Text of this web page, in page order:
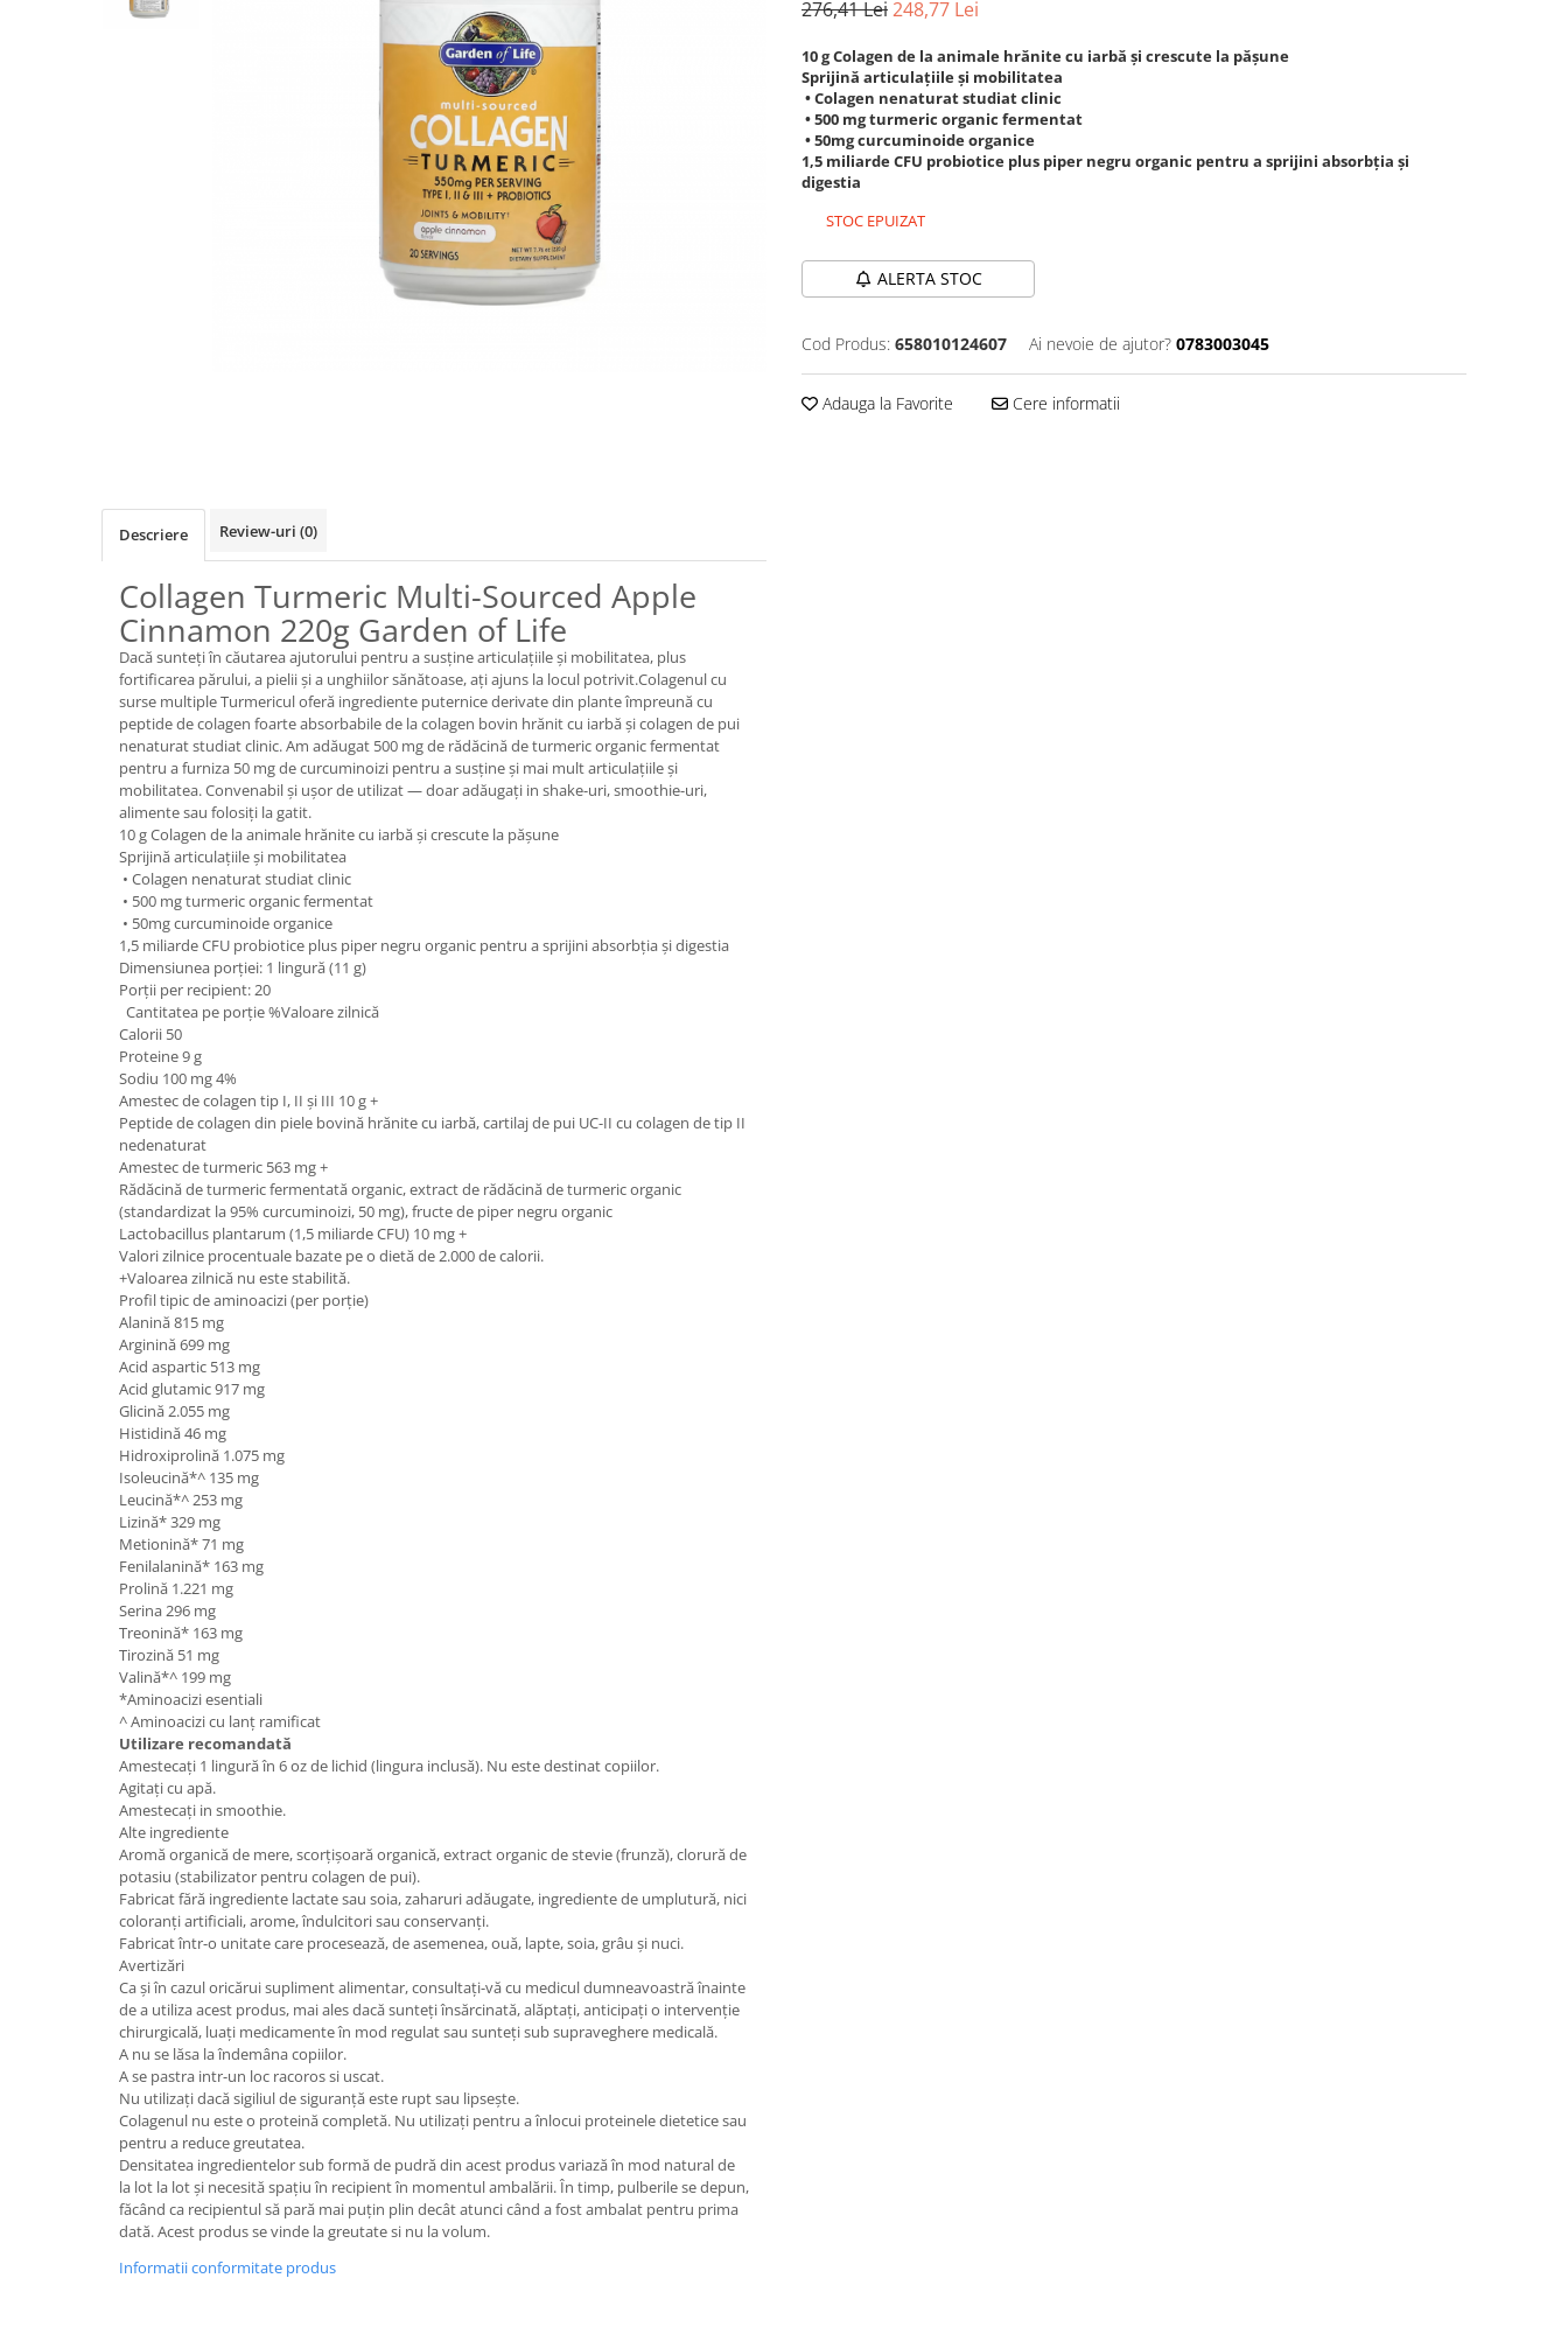
Quicksilver Scientific
Sanct Bernhard
Thorne Research
Trace Minerals
Vital Nutrients
Vital Proteins
276,41 Lei248,77 Lei
10 g Colagen de la animale hrănite cu iarbă și crescute la pășune
Sprijină articulațiile și mobilitatea
• Colagen nenaturat studiat clinic
• 500 mg turmeric organic fermentat
• 50mg curcuminoide organice
1,5 miliarde CFU probiotice plus piper negru organic pentru a sprijini absorbția și
digestia
STOC EPUIZAT
ALERTA STOC
Cod Produs: 658010124607 Ai nevoie de ajutor? 0783003045
Adauga la Favorite Cere informatii
Descriere Review-uri (0)
Collagen Turmeric Multi-Sourced Apple
Cinnamon 220g Garden of Life
Dacă sunteți în căutarea ajutorului pentru a susține articulațiile și mobilitatea, plus
fortificarea părului, a pielii și a unghiilor sănătoase, ați ajuns la locul potrivit.Colagenul cu
surse multiple Turmericul oferă ingrediente puternice derivate din plante împreună cu
peptide de colagen foarte absorbabile de la colagen bovin hrănit cu iarbă și colagen de pui
nenaturat studiat clinic. Am adăugat 500 mg de rădăcină de turmeric organic fermentat
pentru a furniza 50 mg de curcuminoizi pentru a susține și mai mult articulațiile și
mobilitatea. Convenabil și ușor de utilizat — doar adăugați in shake-uri, smoothie-uri,
alimente sau folosiți la gatit.
10 g Colagen de la animale hrănite cu iarbă și crescute la pășune
Sprijină articulațiile și mobilitatea
• Colagen nenaturat studiat clinic
• 500 mg turmeric organic fermentat
• 50mg curcuminoide organice
1,5 miliarde CFU probiotice plus piper negru organic pentru a sprijini absorbția și digestia
Dimensiunea porției: 1 lingură (11 g)
Porții per recipient: 20
Cantitatea pe porție %Valoare zilnică
Calorii 50
Proteine ​​9 g
Sodiu 100 mg 4%
Amestec de colagen tip I, II și III 10 g +
Peptide de colagen din piele bovină hrănite cu iarbă, cartilaj de pui UC-II cu colagen de tip II
nedenaturat
Amestec de turmeric 563 mg +
Rădăcină de turmeric fermentată organic, extract de rădăcină de turmeric organic
(standardizat la 95% curcuminoizi, 50 mg), fructe de piper negru organic
Lactobacillus plantarum (1,5 miliarde CFU) 10 mg +
Valori zilnice procentuale bazate pe o dietă de 2.000 de calorii.
+Valoarea zilnică nu este stabilită.
Profil tipic de aminoacizi (per porție)
Alanină 815 mg
Arginină 699 mg
Acid aspartic 513 mg
Acid glutamic 917 mg
Glicină 2.055 mg
Histidină 46 mg
Hidroxiprolină 1.075 mg
Isoleucină*^ 135 mg
Leucină*^ 253 mg
Lizină* 329 mg
Metionină* 71 mg
Fenilalanină* 163 mg
Prolină 1.221 mg
Serina 296 mg
Treonină* 163 mg
Tirozină 51 mg
Valină*^ 199 mg
*Aminoacizi esentiali
^ Aminoacizi cu lanț ramificat
Utilizare recomandată
Amestecați 1 lingură în 6 oz de lichid (lingura inclusă). Nu este destinat copiilor.
Agitați cu apă.
Amestecați in smoothie.
Alte ingrediente
Aromă organică de mere, scorțișoară organică, extract organic de stevie (frunză), clorură de
potasiu (stabilizator pentru colagen de pui).
Fabricat fără ingrediente lactate sau soia, zaharuri adăugate, ingrediente de umplutură, nici
coloranți artificiali, arome, îndulcitori sau conservanți.
Fabricat într-o unitate care procesează, de asemenea, ouă, lapte, soia, grâu și nuci.
Avertizări
Ca și în cazul oricărui supliment alimentar, consultați-vă cu medicul dumneavoastră înainte
de a utiliza acest produs, mai ales dacă sunteți însărcinată, alăptați, anticipați o intervenție
chirurgicală, luați medicamente în mod regulat sau sunteți sub supraveghere medicală.
A nu se lăsa la îndemâna copiilor.
A se pastra intr-un loc racoros si uscat.
Nu utilizați dacă sigiliul de siguranță este rupt sau lipsește.
Colagenul nu este o proteină completă. Nu utilizați pentru a înlocui proteinele dietetice sau
pentru a reduce greutatea.
Densitatea ingredientelor sub formă de pudră din acest produs variază în mod natural de
la lot la lot și necesită spațiu în recipient în momentul ambalării. În timp, pulberile se depun,
făcând ca recipientul să pară mai puțin plin decât atunci când a fost ambalat pentru prima
dată. Acest produs se vinde la greutate si nu la volum.
Informatii conformitate produs